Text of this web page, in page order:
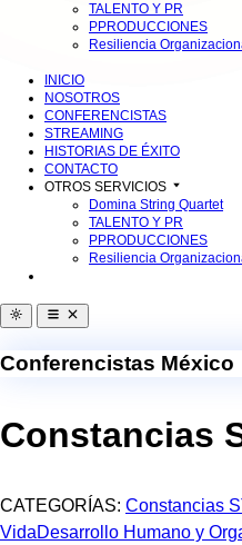
TALENTO Y PR
PPRODUCCIONES
Resiliencia
INICIO
NOSOTROS
CONFERENCISTAS
STREAMING
HISTORIAS DE ÉXITO
CONTACTO
OTROS SERVICIOS
Domina String Quartet
TALENTO Y PR
PPRODUCCIONES
Resiliencia
Conferencistas México
Constancias
CATEGORÍAS: Constancias
VidaDesarrollo Humano y